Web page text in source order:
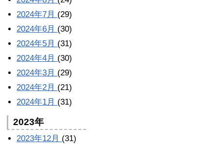
2024年7月 (29)
2024年6月 (30)
2024年5月 (31)
2024年4月 (30)
2024年3月 (29)
2024年2月 (21)
2024年1月 (31)
2023年
2023年12月 (31)